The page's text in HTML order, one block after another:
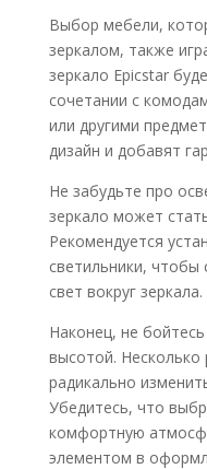
Выбор мебели,
зеркалом, также
зеркало Epicstar
сочетании с
или другими
дизайн и добавят
Не забудьте про
зеркало может
Рекомендуется
светильники, чтобы
свет вокруг зеркала.
Наконец, не
высотой.
радикально
Убедитесь, что
комфортную
элементом в